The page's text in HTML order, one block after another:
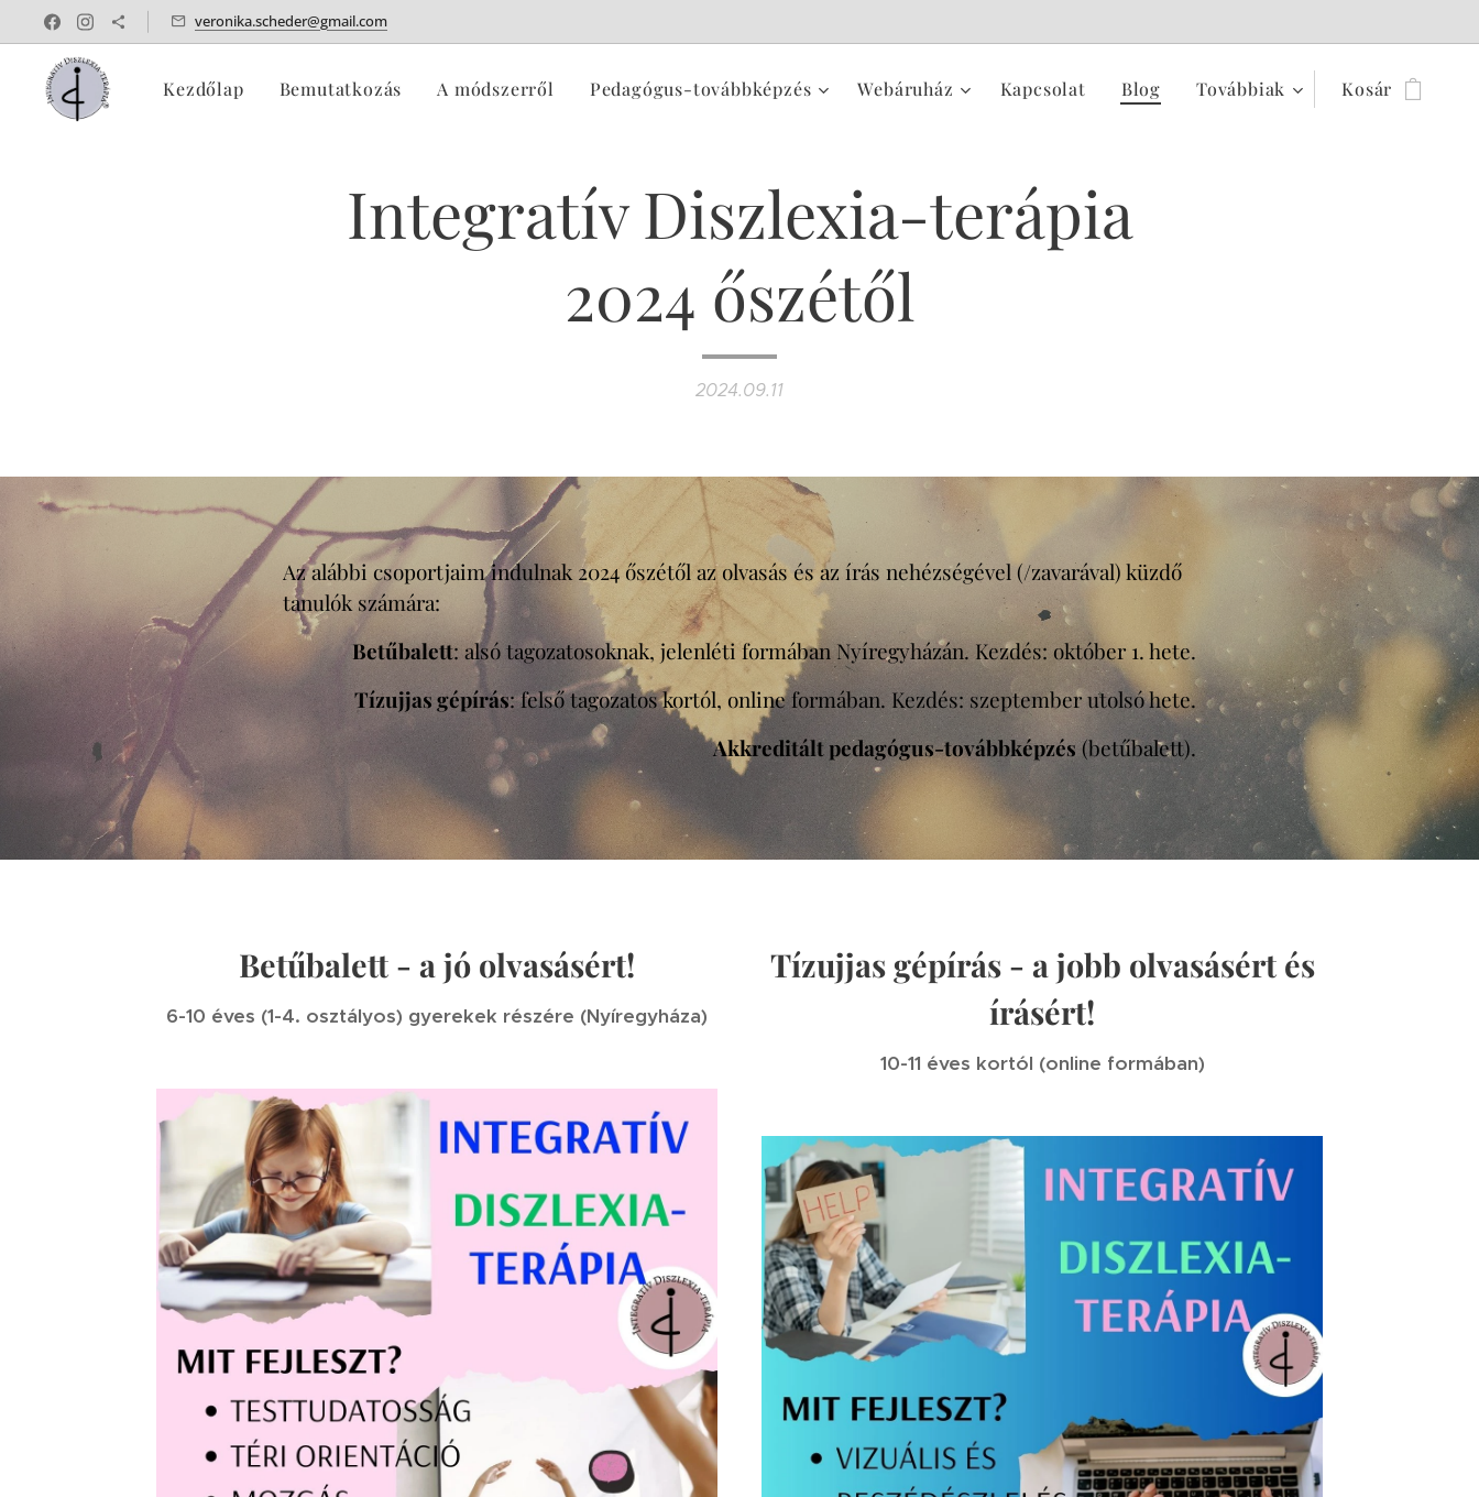
veronika.scheder@gmail.com
Kezdőlap Bemutatkozás A módszerről Pedagógus-továbbképzés Webáruház Kapcsolat Blog Továbbiak Kosár
Integratív Diszlexia-terápia
2024 őszétől
2024.09.11
Az alábbi csoportjaim indulnak 2024 őszétől az olvasás és az írás nehézségével (/zavarával) küzdő
tanulók számára:
Betűbalett: alsó tagozatosoknak, jelenléti formában Nyíregyházán. Kezdés: október 1. hete.
Tízujjas gépírás: felső tagozatos kortól, online formában. Kezdés: szeptember utolsó hete.
Akkreditált pedagógus-továbbképzés(betűbalett).
Betűbalett - a jó olvasásért!
6-10 éves (1-4. osztályos) gyerekek részére (Nyíregyháza)
Tízujjas gépírás - a jobb olvasásért és
írásért!
10-11 éves kortól (online formában)